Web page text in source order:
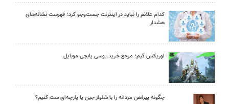
کدام علائم را نباید در اینترنت جست‌وجو کرد؛ فهرست نشانه‌های
هشدار
اوریکس گیم؛ مرجع خرید یوسی پابجی موبایل
چگونه پیراهن مردانه را با شلوار جین یا پارچه‌ای ست کنیم؟